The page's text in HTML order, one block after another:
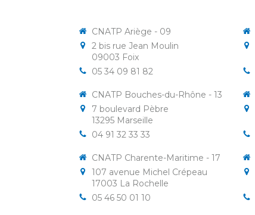
CNATP Ariège - 09
2 bis rue Jean Moulin
09003 Foix
05 34 09 81 82
CNATP Bouches-du-Rhône - 13
7 boulevard Pèbre
13295 Marseille
04 91 32 33 33
CNATP Charente-Maritime - 17
107 avenue Michel Crépeau
17003 La Rochelle
05 46 50 01 10